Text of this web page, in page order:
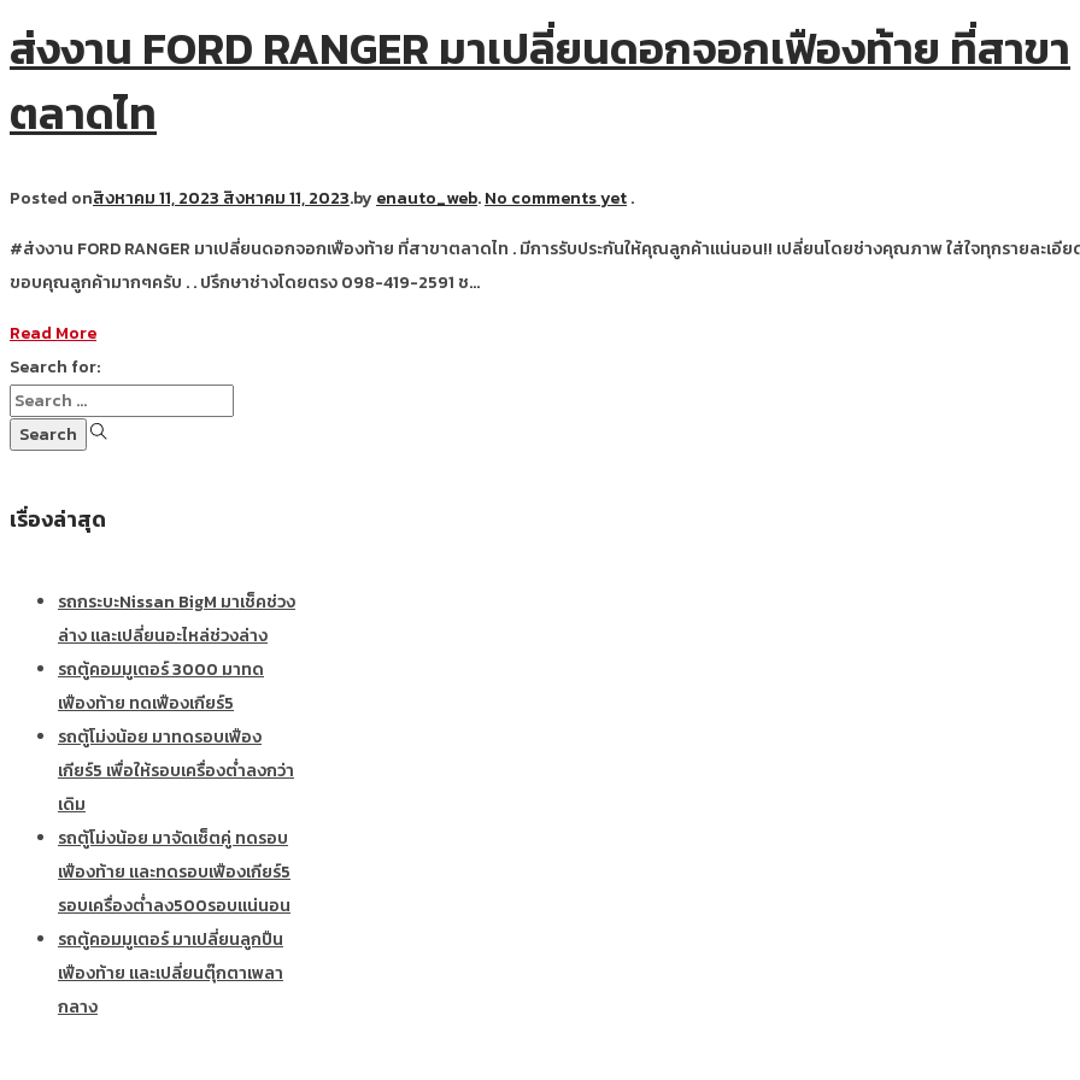
ส่งงาน FORD RANGER มาเปลี่ยนดอกจอกเฟืองท้าย ที่สาขา
ตลาดไท
Posted onสิงหาคม 11, 2023 สิงหาคม 11, 2023.by enauto_web.No comments yet.
#ส่งงาน FORD RANGER มาเปลี่ยนดอกจอกเฟืองท้าย ที่สาขาตลาดไท . มีการรับประกันให้คุณลูกค้าแน่นอน!! เปลี่ยนโดยช่างคุณภาพ ใส่ใจทุกรายละเอี
ขอบคุณลูกค้ามากๆครับ . . ปรึกษาช่างโดยตรง 098-419-2591 ช…
Read More
Search for:
เรื่องล่าสุด
รถกระบะNissan BigM มาเช็คช่วง
ล่าง และเปลี่ยนอะไหล่ช่วงล่าง
รถตู้คอมมูเตอร์ 3000 มาทด
เฟืองท้าย ทดเฟืองเกียร์5
รถตู้โม่งน้อย มาทดรอบเฟือง
เกียร์5 เพื่อให้รอบเครื่องต่ำลงกว่า
เดิม
รถตู้โม่งน้อย มาจัดเซ็ตคู่ ทดรอบ
เฟืองท้าย และทดรอบเฟืองเกียร์5
รอบเครื่องต่ำลง500รอบแน่นอน
รถตู้คอมมูเตอร์ มาเปลี่ยนลูกปืน
เฟืองท้าย และเปลี่ยนตุ๊กตาเพลา
กลาง